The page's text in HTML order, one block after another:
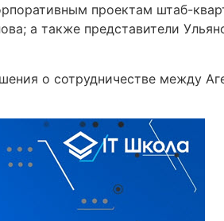
проектам штаб-
а также представители
о сотрудничестве между